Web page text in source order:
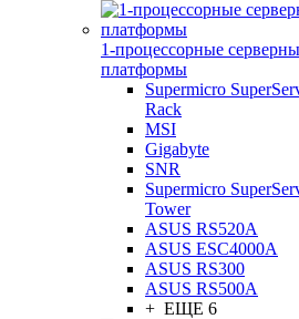
1-процессорные
платформы
Supermicro
Rack
MSI
Gigabyte
SNR
Supermicro
Tower
ASUS RS520A
ASUS ESC4000A
ASUS RS300
ASUS RS500A
+ ЕЩЕ 6